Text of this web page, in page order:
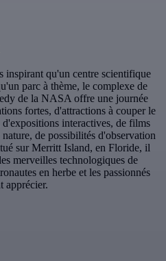
inspirant qu'un centre scientifique
parc à thème, le complexe de
de la NASA offre une journée
fortes, d'attractions à couper le
interactives, de films
de possibilités d'observation
sur Merritt Island, en Floride, il
merveilles technologiques de
en herbe et les passionnés
apprécier.